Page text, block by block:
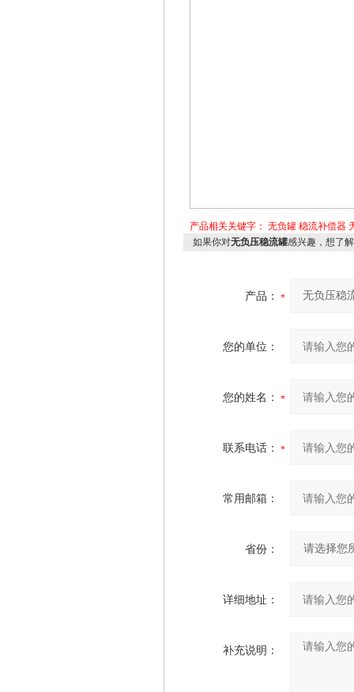
产品相关关键字： 无负罐 稳流补偿器
如果你对无负压稳流罐感兴趣，想了
产品：
您的单位：
您的姓名：
联系电话：
常用邮箱：
省份：
详细地址：
补充说明：